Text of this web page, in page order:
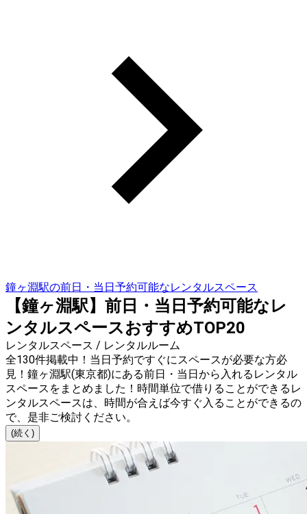
鐘ヶ淵駅の前日・当日予約可能なレンタルスペース
【鐘ヶ淵駅】前日・当日予約可能なレ
ンタルスペースおすすめTOP20
レンタルスペース / レンタルルーム
全130件掲載中！当日予約ですぐにスペースが必要な方必
見！鐘ヶ淵駅(東京都)にある前日・当日から入れるレンタル
スペースをまとめました！時間単位で借りることができるレ
ンタルスペースは、時間が合えば今すぐ入ることができるの
で、是非ご検討ください。
(続く)